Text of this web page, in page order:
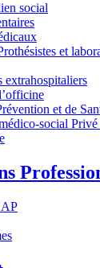
social
et
extrahospitaliers
et de
social